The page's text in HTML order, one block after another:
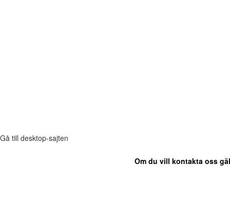
Gå till desktop-sajten
Om du vill kontakta oss